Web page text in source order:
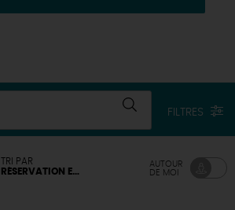
DEMAIN
FILTRES
TRI PAR
RÉSERVATION EN LIGNE DISPONIBLE
AUTOUR
DE MOI